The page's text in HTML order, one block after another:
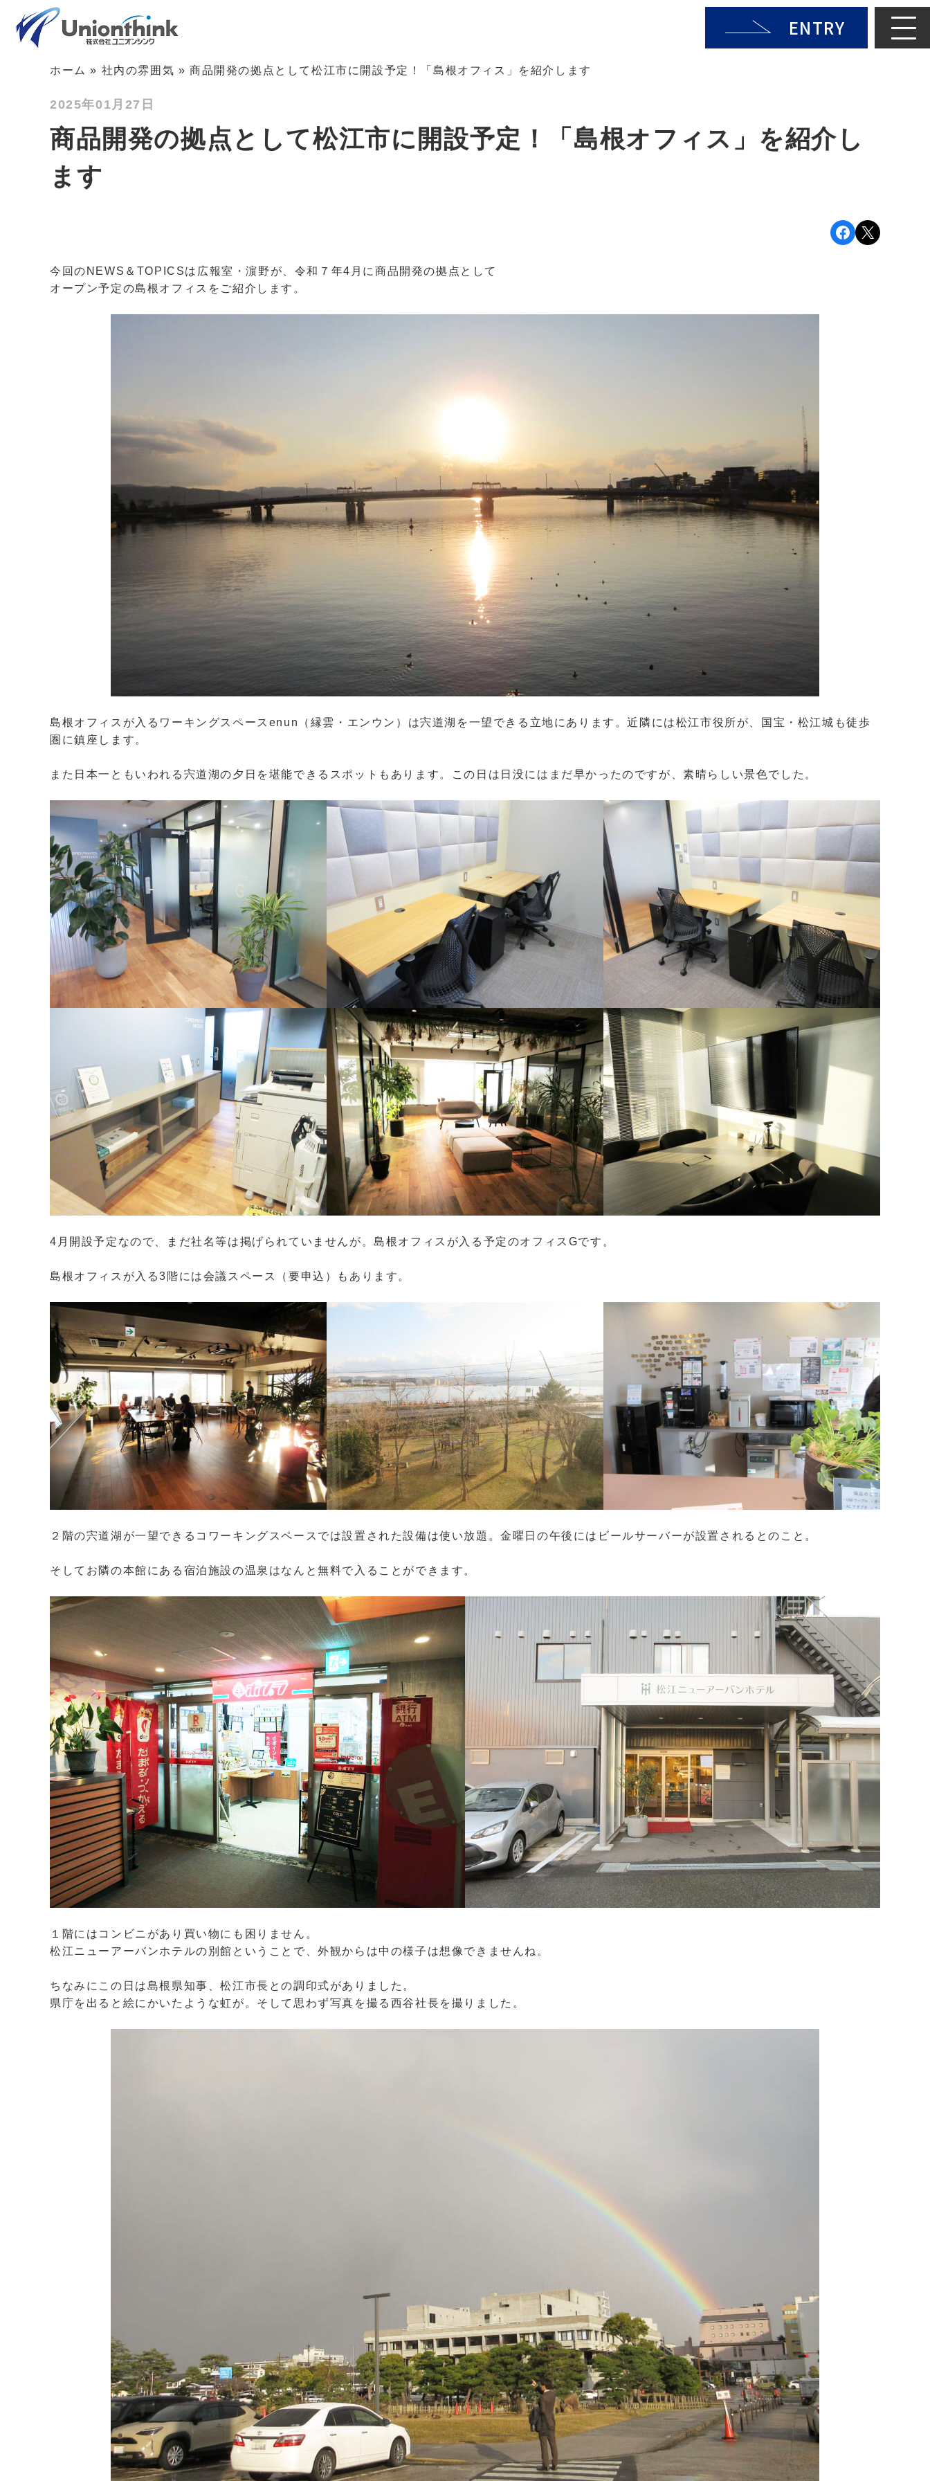
ENTRY
ホーム » 社内の雰囲気 »商品開発の拠点として松江市に開設予定！「島根オフィス」を紹介します
2025年01月27日
商品開発の拠点として松江市に開設予定！「島根オフィス」を紹介し
ます
Facebook
X
今回のNEWS＆TOPICSは広報室・濵野が、令和７年4月に商品開発の拠点として
オープン予定の島根オフィスをご紹介します。
島根オフィスが入るワーキングスペースenun（縁雲・エンウン）は宍道湖を一望できる立地にあります。近隣には松江市役所が、国宝・松江城も徒歩
圏に鎮座します。
また日本一ともいわれる宍道湖の夕日を堪能できるスポットもあります。この日は日没にはまだ早かったのですが、素晴らしい景色でした。
4月開設予定なので、まだ社名等は掲げられていませんが。島根オフィスが入る予定のオフィスGです。
島根オフィスが入る3階には会議スペース（要申込）もあります。
２階の宍道湖が一望できるコワーキングスペースでは設置された設備は使い放題。金曜日の午後にはビールサーバーが設置されるとのこと。
そしてお隣の本館にある宿泊施設の温泉はなんと無料で入ることができます。
１階にはコンビニがあり買い物にも困りません。
松江ニューアーバンホテルの別館ということで、外観からは中の様子は想像できませんね。
ちなみにこの日は島根県知事、松江市長との調印式がありました。
県庁を出ると絵にかいたような虹が。そして思わず写真を撮る西谷社長を撮りました。